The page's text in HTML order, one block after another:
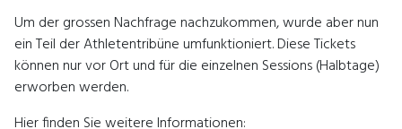
Um der grossen Nachfrage nachzukommen, wurde aber nun
ein Teil der Athletentribüne umfunktioniert. Diese Tickets
können nur vor Ort und für die einzelnen Sessions (Halbtage)
erworben werden.
Hier finden Sie weitere Informationen: